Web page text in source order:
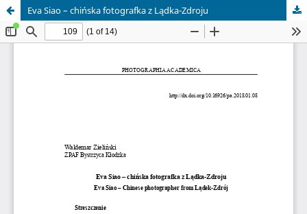
Eva Siao – chińska fotografka z Lądka-Zdroju